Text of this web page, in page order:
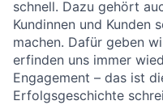
schnell. Dazu gehört
Kundinnen und Kunden
machen. Dafür geben
erfinden uns immer
Engagement – das ist
Erfolgsgeschichte